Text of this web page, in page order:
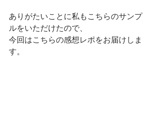
ありがたいことに私もこちらのサンプ
ルをいただけたので、
今回はこちらの感想レポをお届けしま
す。